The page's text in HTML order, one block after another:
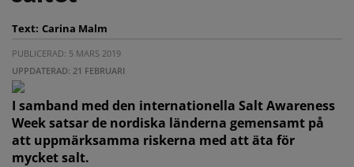
Text: Carina Malm
PUBLICERAD: 5 MARS 2019
UPPDATERAD: 21 FEBRUARI
I samband med den internationella Salt Awareness
Week satsar de nordiska länderna gemensamt på
att uppmärksamma riskerna med att äta för
mycket salt.